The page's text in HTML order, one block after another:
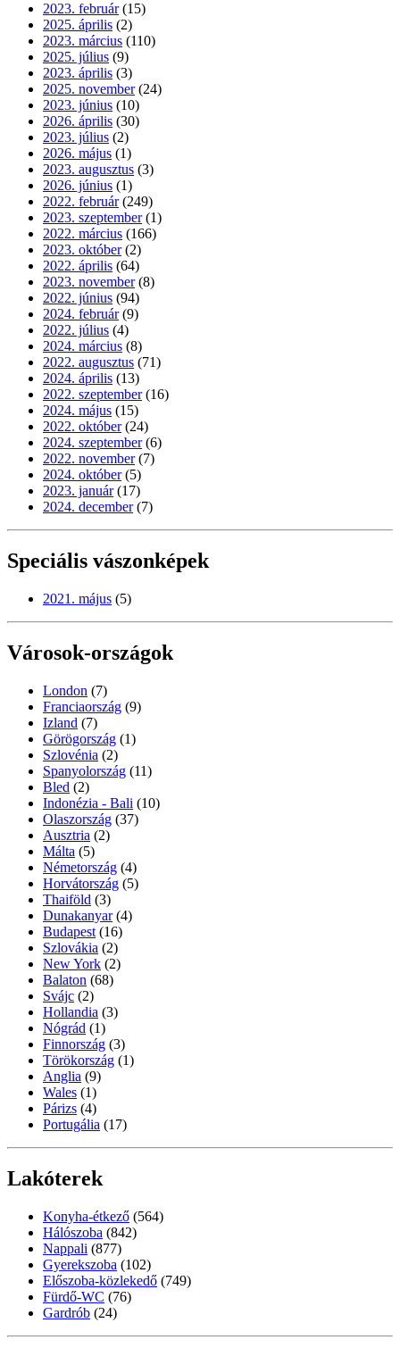
2023. február (15)
2025. április (2)
2023. március (110)
2025. július (9)
2023. április (3)
2025. november (24)
2023. június (10)
2026. április (30)
2023. július (2)
2026. május (1)
2023. augusztus (3)
2026. június (1)
2022. február (249)
2023. szeptember (1)
2022. március (166)
2023. október (2)
2022. április (64)
2023. november (8)
2022. június (94)
2024. február (9)
2022. július (4)
2024. március (8)
2022. augusztus (71)
2024. április (13)
2022. szeptember (16)
2024. május (15)
2022. október (24)
2024. szeptember (6)
2022. november (7)
2024. október (5)
2023. január (17)
2024. december (7)
Speciális vászonképek
2021. május (5)
Városok-országok
London (7)
Franciaország (9)
Izland (7)
Görögország (1)
Szlovénia (2)
Spanyolország (11)
Bled (2)
Indonézia - Bali (10)
Olaszország (37)
Ausztria (2)
Málta (5)
Németország (4)
Horvátország (5)
Thaiföld (3)
Dunakanyar (4)
Budapest (16)
Szlovákia (2)
New York (2)
Balaton (68)
Svájc (2)
Hollandia (3)
Nógrád (1)
Finnország (3)
Törökország (1)
Anglia (9)
Wales (1)
Párizs (4)
Portugália (17)
Lakóterek
Konyha-étkező (564)
Hálószoba (842)
Nappali (877)
Gyerekszoba (102)
Előszoba-közlekedő (749)
Fürdő-WC (76)
Gardrób (24)